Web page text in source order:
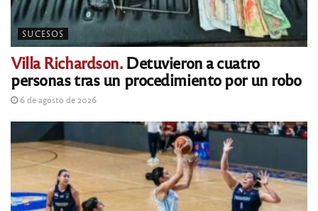
SUCESOS
Villa Richardson.Detuvieron a cuatro
personas tras un procedimiento por un robo
6 de agosto de 2026